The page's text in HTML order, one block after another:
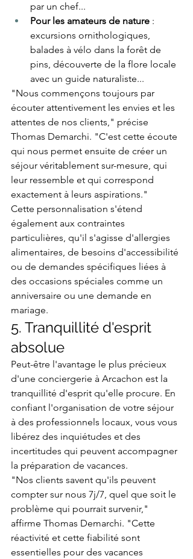
par un chef...
Pour les amateurs de nature :
excursions ornithologiques,
balades à vélo dans la forêt de
pins, découverte de la flore locale
avec un guide naturaliste...
"Nous commençons toujours par
écouter attentivement les envies et les
attentes de nos clients," précise
Thomas Demarchi. "C'est cette écoute
qui nous permet ensuite de créer un
séjour véritablement sur-mesure, qui
leur ressemble et qui correspond
exactement à leurs aspirations."
Cette personnalisation s'étend
également aux contraintes
particulières, qu'il s'agisse d'allergies
alimentaires, de besoins d'accessibilité
ou de demandes spécifiques liées à
des occasions spéciales comme un
anniversaire ou une demande en
mariage.
5. Tranquillité d'esprit
absolue
Peut-être l'avantage le plus précieux
d'une conciergerie à Arcachon est la
tranquillité d'esprit qu'elle procure. En
confiant l'organisation de votre séjour
à des professionnels locaux, vous vous
libérez des inquiétudes et des
incertitudes qui peuvent accompagner
la préparation de vacances.
"Nos clients savent qu'ils peuvent
compter sur nous 7j/7, quel que soit le
problème qui pourrait survenir,"
affirme Thomas Demarchi. "Cette
réactivité et cette fiabilité sont
essentielles pour des vacances